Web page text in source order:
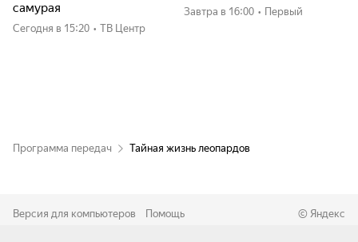
самурая
Сегодня в 15:20 • ТВ Центр
Завтра в 16:00 • Первый
Программа передач Тайная жизнь леопардов
Версия для компьютеров Помощь © Яндекс